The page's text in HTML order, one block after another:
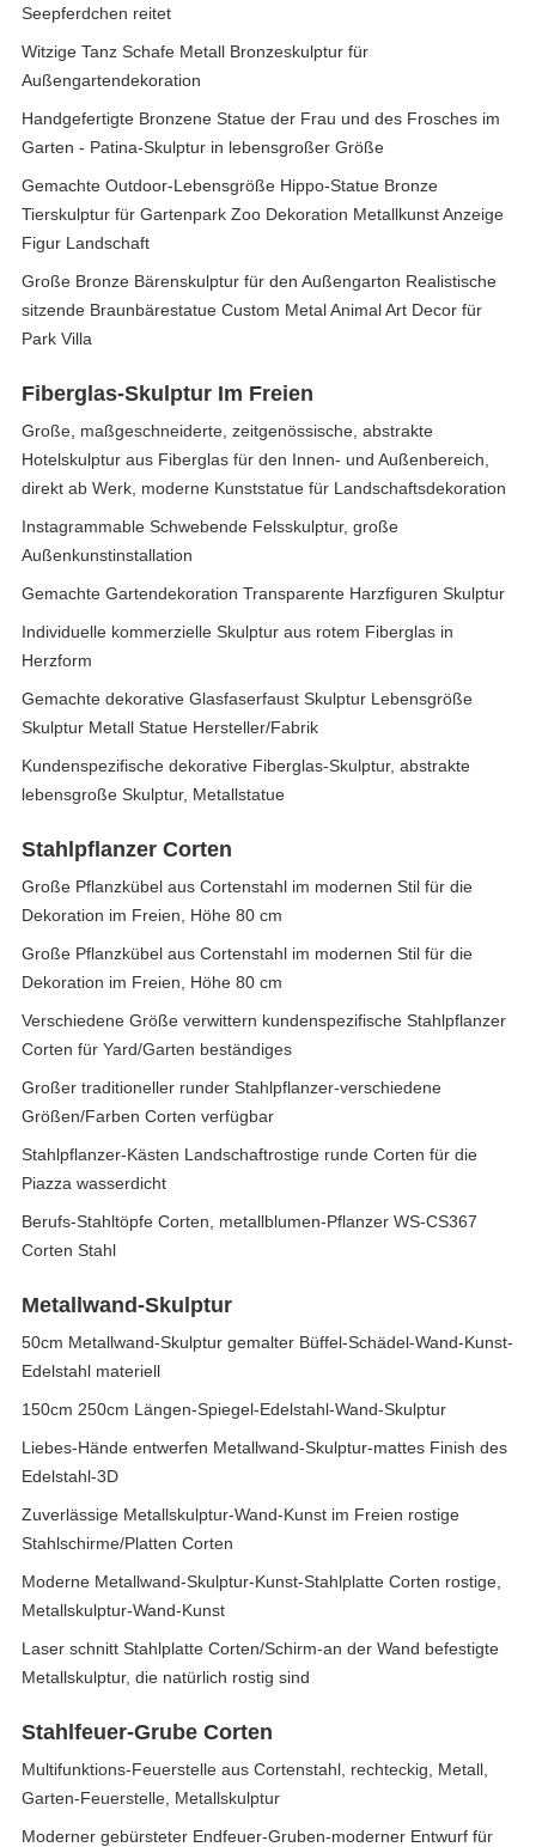
Seepferdchen reitet
Witzige Tanz Schafe Metall Bronzeskulptur für
Außengartendekoration
Handgefertigte Bronzene Statue der Frau und des Frosches im
Garten - Patina-Skulptur in lebensgroßer Größe
Gemachte Outdoor-Lebensgröße Hippo-Statue Bronze
Tierskulptur für Gartenpark Zoo Dekoration Metallkunst Anzeige
Figur Landschaft
Große Bronze Bärenskulptur für den Außengarton Realistische
sitzende Braunbärestatue Custom Metal Animal Art Decor für
Park Villa
Fiberglas-Skulptur Im Freien
Große, maßgeschneiderte, zeitgenössische, abstrakte
Hotelskulptur aus Fiberglas für den Innen- und Außenbereich,
direkt ab Werk, moderne Kunststatue für Landschaftsdekoration
Instagrammable Schwebende Felsskulptur, große
Außenkunstinstallation
Gemachte Gartendekoration Transparente Harzfiguren Skulptur
Individuelle kommerzielle Skulptur aus rotem Fiberglas in
Herzform
Gemachte dekorative Glasfaserfaust Skulptur Lebensgröße
Skulptur Metall Statue Hersteller/Fabrik
Kundenspezifische dekorative Fiberglas-Skulptur, abstrakte
lebensgroße Skulptur, Metallstatue
Stahlpflanzer Corten
Große Pflanzkübel aus Cortenstahl im modernen Stil für die
Dekoration im Freien, Höhe 80 cm
Große Pflanzkübel aus Cortenstahl im modernen Stil für die
Dekoration im Freien, Höhe 80 cm
Verschiedene Größe verwittern kundenspezifische Stahlpflanzer
Corten für Yard/Garten beständiges
Großer traditioneller runder Stahlpflanzer-verschiedene
Größen/Farben Corten verfügbar
Stahlpflanzer-Kästen Landschaftrostige runde Corten für die
Piazza wasserdicht
Berufs-Stahltöpfe Corten, metallblumen-Pflanzer WS-CS367
Corten Stahl
Metallwand-Skulptur
50cm Metallwand-Skulptur gemalter Büffel-Schädel-Wand-Kunst-
Edelstahl materiell
150cm 250cm Längen-Spiegel-Edelstahl-Wand-Skulptur
Liebes-Hände entwerfen Metallwand-Skulptur-mattes Finish des
Edelstahl-3D
Zuverlässige Metallskulptur-Wand-Kunst im Freien rostige
Stahlschirme/Platten Corten
Moderne Metallwand-Skulptur-Kunst-Stahlplatte Corten rostige,
Metallskulptur-Wand-Kunst
Laser schnitt Stahlplatte Corten/Schirm-an der Wand befestigte
Metallskulptur, die natürlich rostig sind
Stahlfeuer-Grube Corten
Multifunktions-Feuerstelle aus Cortenstahl, rechteckig, Metall,
Garten-Feuerstelle, Metallskulptur
Moderner gebürsteter Endfeuer-Gruben-moderner Entwurf für